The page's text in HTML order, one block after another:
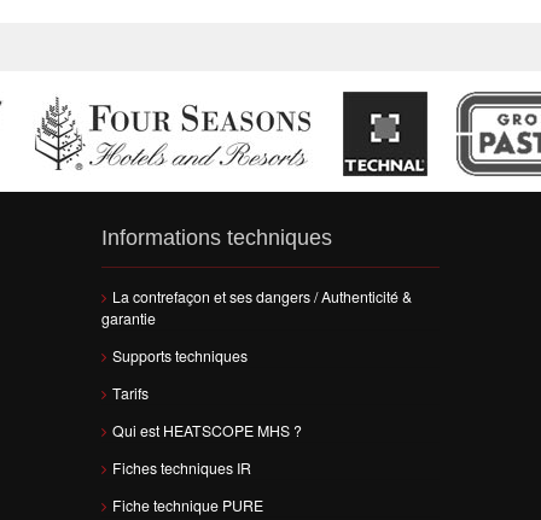
Informations techniques
La contrefaçon et ses dangers / Authenticité &
garantie
Supports techniques
Tarifs
Qui est HEATSCOPE MHS ?
Fiches techniques IR
Fiche technique PURE